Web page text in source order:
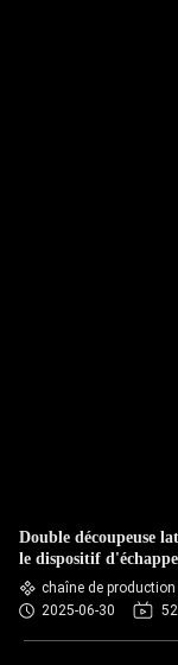
Double découpeuse
le dispositif
chaîne de
2025-06-30